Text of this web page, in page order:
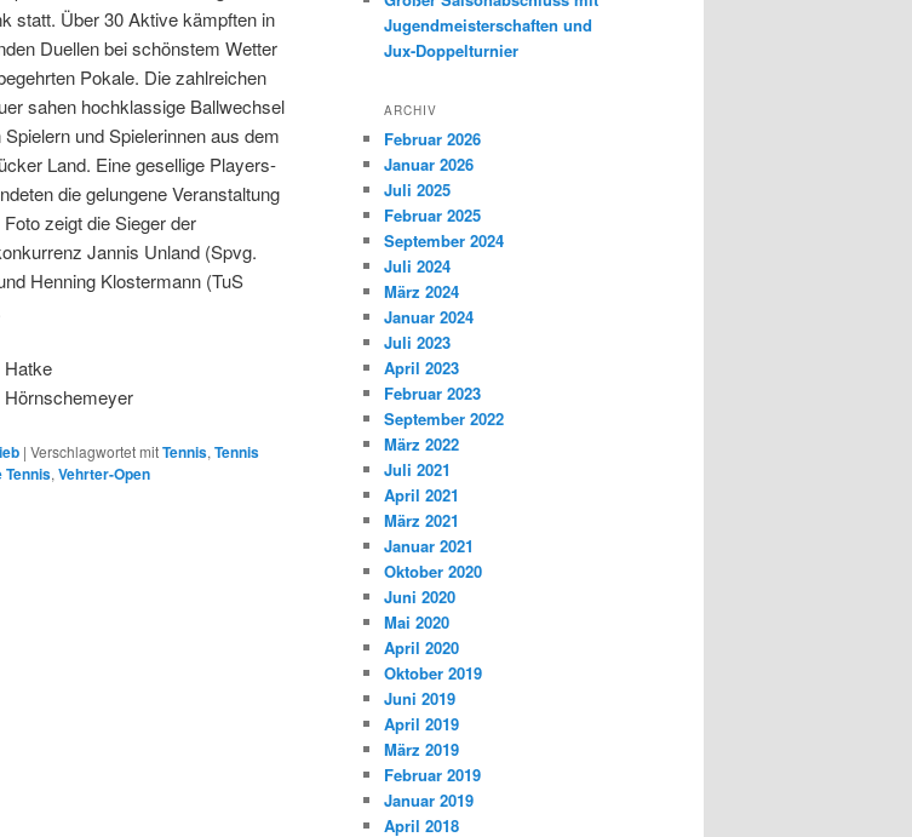
statt. Über 30 Aktive kämpften in
Duellen bei schönstem Wetter
Pokale. Die zahlreichen
sahen hochklassige Ballwechsel
und Spielerinnen aus dem
Land. Eine gesellige Players-
die gelungene Veranstaltung
zeigt die Sieger der
Jannis Unland (Spvg.
Henning Klostermann (TuS
Hatke
Hörnschemeyer
| Verschlagwortet mitTennis, Tennis
Tennis, Vehrter-Open
Jugendmeisterschaften und
Jux-Doppelturnier
ARCHIV
Februar 2026
Januar 2026
Juli 2025
Februar 2025
September 2024
Juli 2024
März 2024
Januar 2024
Juli 2023
April 2023
Februar 2023
September 2022
März 2022
Juli 2021
April 2021
März 2021
Januar 2021
Oktober 2020
Juni 2020
Mai 2020
April 2020
Oktober 2019
Juni 2019
April 2019
März 2019
Februar 2019
Januar 2019
April 2018